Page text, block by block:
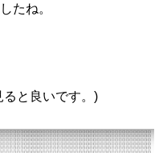
たね。
と良いです。)